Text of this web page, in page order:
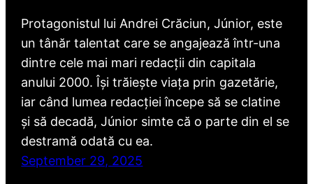
Protagonistul lui Andrei Crăciun, Júnior, este
un tânăr talentat care se angajează într-una
dintre cele mai mari redacții din capitala
anului 2000. Își trăiește viața prin gazetărie,
iar când lumea redacției începe să se clatine
și să decadă, Júnior simte că o parte din el se
destramă odată cu ea.
September 29, 2025